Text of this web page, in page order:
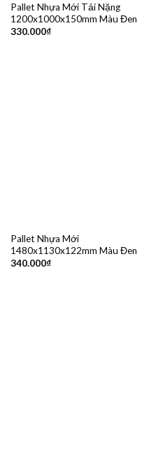
Pallet Nhựa Mới Tải Nặng
1200x1000x150mm Màu Đen
330.000₫
Pallet Nhựa Mới
1480x1130x122mm Màu Đen
340.000₫